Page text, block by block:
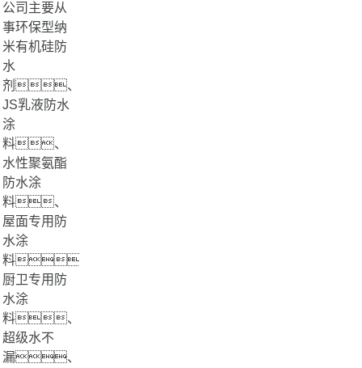
公司主要从
事环保型纳
米有机硅防
水
剂、
JS乳液防水
涂
料、
水性聚氨酯
防水涂
料、
屋面专用防
水涂
料、
厨卫专用防
水涂
料、
超级水不
漏、